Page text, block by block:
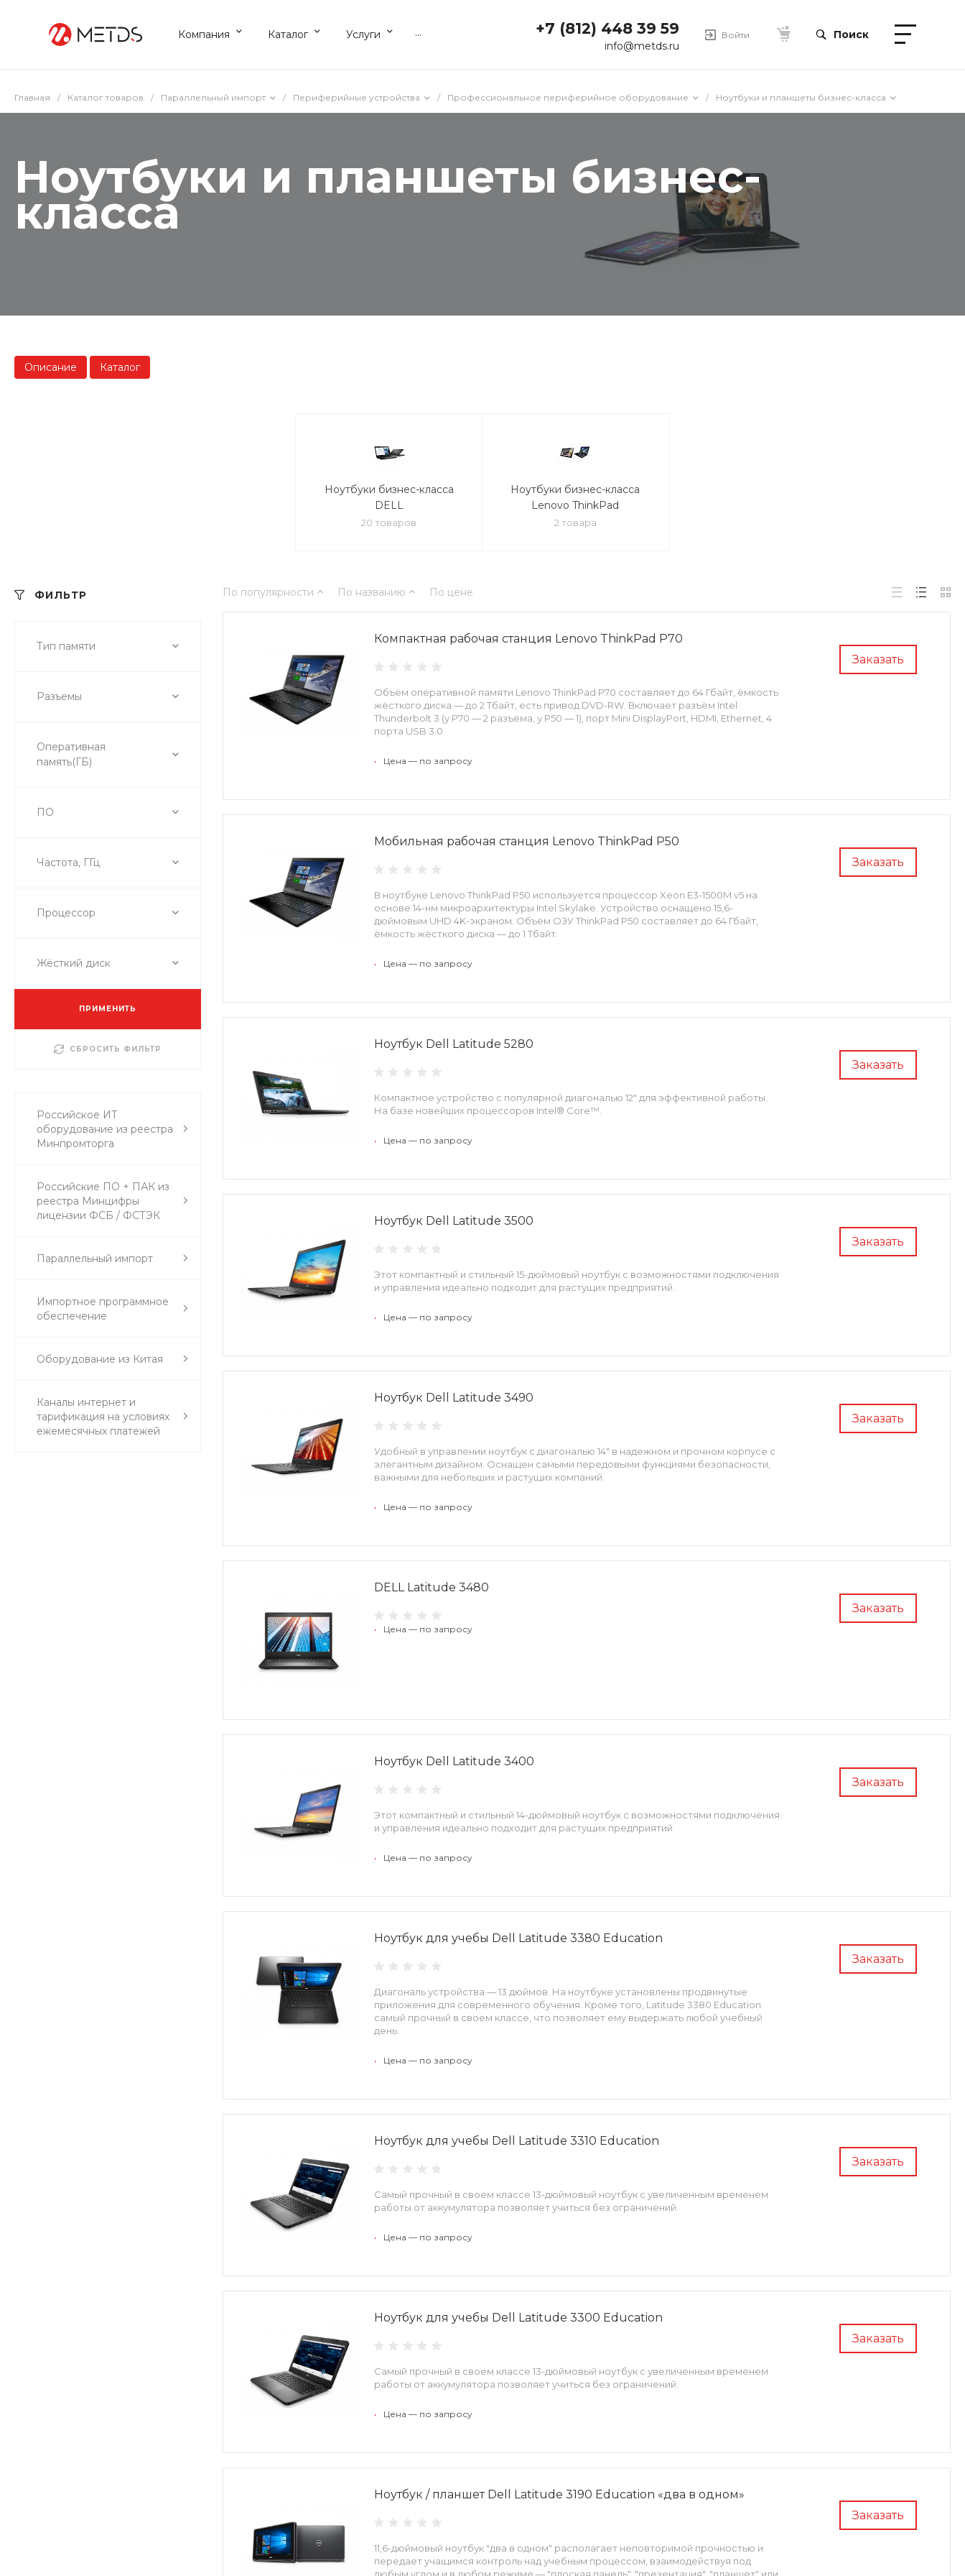
Компания Каталог Услуги ... +7 (812) 448 39 59
info@metds.ru
Войти Поиск
Главная / Каталог товаров / Параллельный импорт / Периферийные устройства / Профессиональное периферийное оборудование / Ноутбуки и планшеты бизнес-класса
Ноутбуки и планшеты бизнес-
класса
Описание Каталог
Ноутбуки бизнес-класса
DELL
20 товаров
Ноутбуки бизнес-класса
Lenovo ThinkPad
2 товара
ФИЛЬТР
Тип памяти
Разъемы
Оперативная
память(ГБ)
ПО
Частота, ГГц
Процессор
Жёсткий диск
ПРИМЕНИТЬ
СБРОСИТЬ ФИЛЬТР
Российское ИТ
оборудование из реестра
Минпромторга
Российские ПО + ПАК из
реестра Минцифры
лицензии ФСБ / ФСТЭК
Параллельный импорт
Импортное программное
обеспечение
Оборудование из Китая
Каналы интернет и
тарификация на условиях
ежемесячных платежей
По популярности По названию По цене
Заказать
Компактная рабочая станция Lenovo ThinkPad P70
Объём оперативной памяти Lenovo ThinkPad P70 составляет до 64 Гбайт, ёмкость
жёсткого диска — до 2 Тбайт, есть привод DVD-RW. Включает разъём Intel
Thunderbolt 3 (у P70 — 2 разъёма, у P50 — 1), порт Mini DisplayPort, HDMI, Ethernet, 4
порта USB 3.0
• Цена — по запросу
Заказать
Мобильная рабочая станция Lenovo ThinkPad P50
В ноутбуке Lenovo ThinkPad P50 используется процессор Xeon E3-1500M v5 на
основе 14-нм микроархитектуры Intel Skylake. Устройство оснащено 15,6-
дюймовым UHD 4K-экраном. Объём ОЗУ ThinkPad P50 составляет до 64 Гбайт,
ёмкость жёсткого диска — до 1 Тбайт.
• Цена — по запросу
Заказать
Ноутбук Dell Latitude 5280
Компактное устройство с популярной диагональю 12" для эффективной работы.
На базе новейших процессоров Intel® Core™.
• Цена — по запросу
Заказать
Ноутбук Dell Latitude 3500
Этот компактный и стильный 15-дюймовый ноутбук с возможностями подключения
и управления идеально подходит для растущих предприятий.
• Цена — по запросу
Заказать
Ноутбук Dell Latitude 3490
Удобный в управлении ноутбук с диагональю 14" в надежном и прочном корпусе с
элегантным дизайном. Оснащен самыми передовыми функциями безопасности,
важными для небольших и растущих компаний.
• Цена — по запросу
Заказать
DELL Latitude 3480
• Цена — по запросу
Заказать
Ноутбук Dell Latitude 3400
Этот компактный и стильный 14-дюймовый ноутбук с возможностями подключения
и управления идеально подходит для растущих предприятий
• Цена — по запросу
Заказать
Ноутбук для учебы Dell Latitude 3380 Education
Диагональ устройства — 13 дюймов. На ноутбуке установлены продвинутые
приложения для современного обучения. Кроме того, Latitude 3380 Education
самый прочный в своем классе, что позволяет ему выдержать любой учебный
день.
• Цена — по запросу
Заказать
Ноутбук для учебы Dell Latitude 3310 Education
Самый прочный в своем классе 13-дюймовый ноутбук с увеличенным временем
работы от аккумулятора позволяет учиться без ограничений.
• Цена — по запросу
Заказать
Ноутбук для учебы Dell Latitude 3300 Education
Самый прочный в своем классе 13-дюймовый ноутбук с увеличенным временем
работы от аккумулятора позволяет учиться без ограничений.
• Цена — по запросу
Заказать
Ноутбук / планшет Dell Latitude 3190 Education «два в одном»
11,6-дюймовый ноутбук "два в одном" располагает неповторимой прочностью и
передает учащимся контроль над учебным процессом, взаимодействуя под